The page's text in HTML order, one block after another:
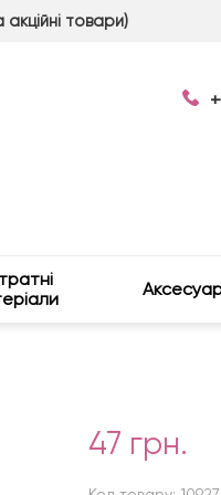
товари)
47 грн.